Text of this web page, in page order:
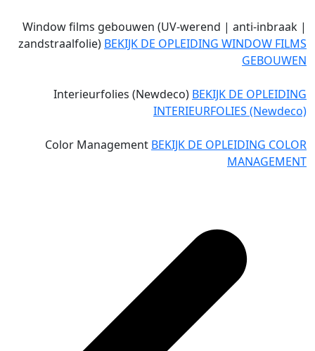
Window films gebouwen (UV-werend | anti-inbraak |
zandstraalfolie) BEKIJK DE OPLEIDING WINDOW FILMS
GEBOUWEN
Interieurfolies (Newdeco) BEKIJK DE OPLEIDING
INTERIEURFOLIES (Newdeco)
Color Management BEKIJK DE OPLEIDING COLOR
MANAGEMENT